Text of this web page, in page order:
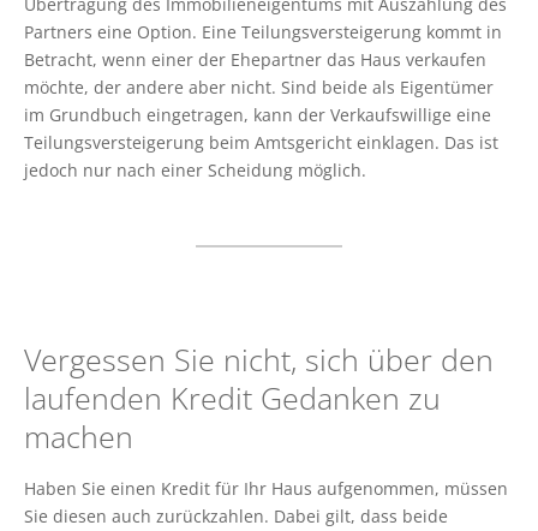
Übertragung des Immobilieneigentums mit Auszahlung des
Partners eine Option. Eine Teilungsversteigerung kommt in
Betracht, wenn einer der Ehepartner das Haus verkaufen
möchte, der andere aber nicht. Sind beide als Eigentümer
im Grundbuch eingetragen, kann der Verkaufswillige eine
Teilungsversteigerung beim Amtsgericht einklagen. Das ist
jedoch nur nach einer Scheidung möglich.
Vergessen Sie nicht, sich über den
laufenden Kredit Gedanken zu
machen
Haben Sie einen Kredit für Ihr Haus aufgenommen, müssen
Sie diesen auch zurückzahlen. Dabei gilt, dass beide